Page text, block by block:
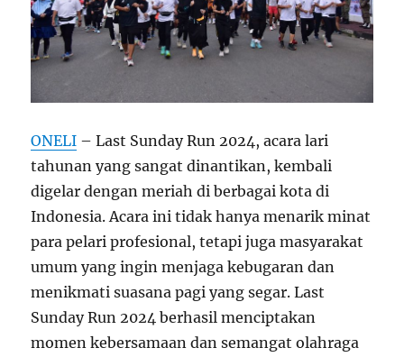
ONELI – Last Sunday Run 2024, acara lari
tahunan yang sangat dinantikan, kembali
digelar dengan meriah di berbagai kota di
Indonesia. Acara ini tidak hanya menarik minat
para pelari profesional, tetapi juga masyarakat
umum yang ingin menjaga kebugaran dan
menikmati suasana pagi yang segar. Last
Sunday Run 2024 berhasil menciptakan
momen kebersamaan dan semangat olahraga